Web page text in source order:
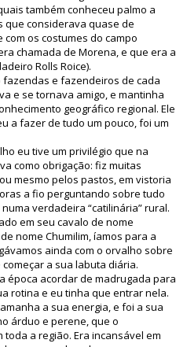
também conheceu palmo a
que considerava quase de
os costumes do campo
chamada de Morena, e que era a
Rolls Roice).
e fazendeiros de cada
e se tornava amigo, e mantinha
geográfico regional. Ele
a fazer de tudo um pouco, foi um
eu tive um privilégio que na
como obrigação: fiz muitas
mesmo pelos pastos, em vistoria
a fio perguntando sobre tudo
verdadeira “catilinária” rural.
em seu cavalo de nome
nome Chumilim, íamos para a
ainda com o orvalho sobre
a sua labuta diária.
época acordar de madrugada para
rotina e eu tinha que entrar nela.
a sua energia, e foi a sua
árduo e perene, que o
a região. Era incansável em